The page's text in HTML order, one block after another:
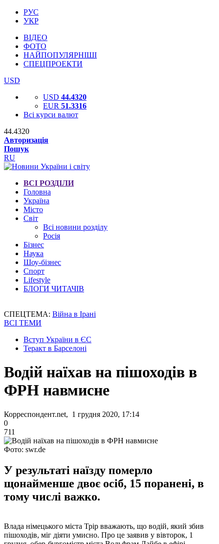
РУС
УКР
ВІДЕО
ФОТО
НАЙПОПУЛЯРНІШІ
СПЕЦПРОЕКТИ
USD
USD 44.4320
EUR 51.3316
Всі курси валют
44.4320
Авторизація
Пошук
RU
ВСІ РОЗДІЛИ
Головна
Україна
Місто
Світ
Всі новини розділу
Росія
Бізнес
Наука
Шоу-бізнес
Спорт
Lifestyle
БЛОГИ ЧИТАЧІВ
СПЕЦТЕМА: Війна в Ірані
ВСІ ТЕМИ
Вступ України в ЄС
Теракт в Барселоні
Водій наїхав на пішоходів в
ФРН навмисне
Корреспондент.net, 1 грудня 2020, 17:14
0
711
Фото: swr.de
У результаті наїзду померло
щонайменше двоє осіб, 15 поранені, в
тому числі важко.
Влада німецького міста Трір вважають, що водій, який збив
пішоходів, міг діяти умисно. Про це заявив у вівторок, 1